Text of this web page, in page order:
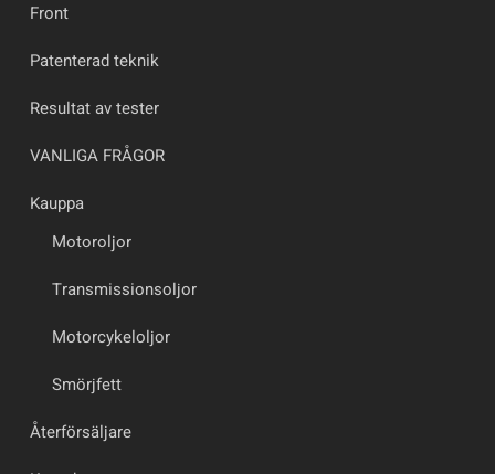
Front
Patenterad teknik
Resultat av tester
VANLIGA FRÅGOR
Kauppa
Motoroljor
Transmissionsoljor
Motorcykeloljor
Smörjfett
Återförsäljare